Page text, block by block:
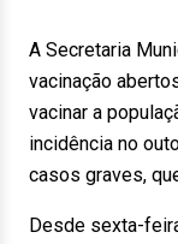
A Secretaria
vacinação
vacinar a
incidência no
casos graves,
Desde sexta-